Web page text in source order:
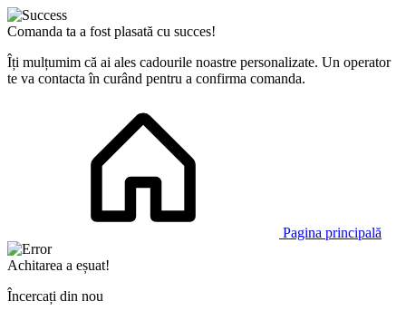
Comanda ta a fost plasată cu succes!
Îți mulțumim că ai ales cadourile noastre personalizate. Un operator
te va contacta în curând pentru a confirma comanda.
Pagina principală
Achitarea a eșuat!
Încercați din nou